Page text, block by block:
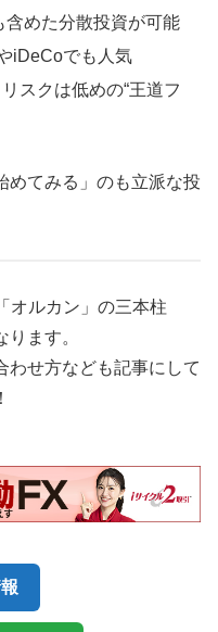
含めた分散投資が可能
iDeCoでも人気
スクは低めの“王道フ
めてみる」のも立派な投
オルカン」の三本柱
ます。
わせ方なども記事にして